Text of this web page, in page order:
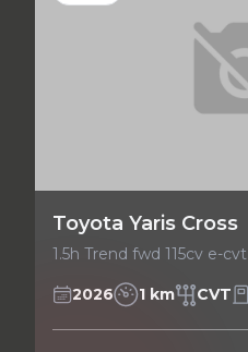
Toyota Yaris Cross
1.5h Trend fwd 115cv e-cvt
2026 1 km CVT